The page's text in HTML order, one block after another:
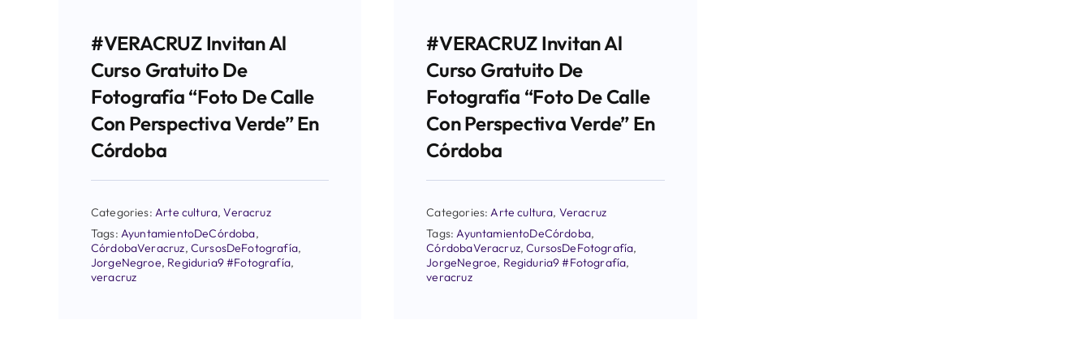
#VERACRUZ Invitan Al
Curso Gratuito De
Fotografía “Foto De Calle
Con Perspectiva Verde” En
Córdoba
Categories: Arte cultura,Veracruz
Tags: AyuntamientoDeCórdoba,
CórdobaVeracruz, CursosDeFotografía,
JorgeNegroe, Regiduria9 #Fotografía,
veracruz
#VERACRUZ Invitan Al
Curso Gratuito De
Fotografía “Foto De Calle
Con Perspectiva Verde” En
Córdoba
Categories:Arte cultura, Veracruz
Tags:AyuntamientoDeCórdoba,
CórdobaVeracruz,CursosDeFotografía,
JorgeNegroe, Regiduria9 #Fotografía,
veracruz